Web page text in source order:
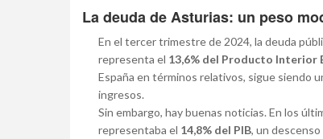
La deuda de Asturias: un peso
En el tercer trimestre de 2024, la deuda
representa el 13,6% del Producto Interior
España en términos relativos, sigue siendo
ingresos.
Sin embargo, hay buenas noticias. En los
representaba el 14,8% del PIB, un